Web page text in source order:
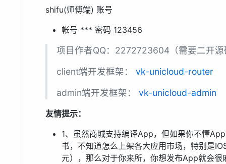
shifu(师傅端) 账号
帐号 *** 密码 123456
项目作者QQ：2272723604（需要二开
client端开发框架： vk-unicloud-router
admin端开发框架： vk-unicloud-admin
友情提示：
1、虽然商城支持编译App，但如果你不懂
书，不知道怎么上架各大应用市场，特别是
元），那么对于你来所，你想发布App就会